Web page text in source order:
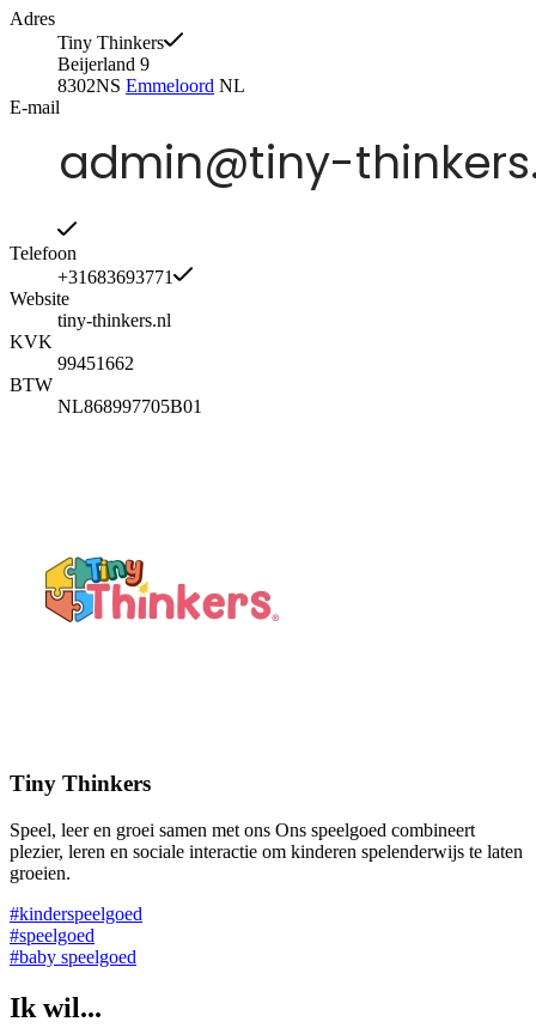
Adres
Tiny Thinkers
Beijerland 9
8302NS Emmeloord NL
E-mail
Telefoon
+31683693771
Website
tiny-thinkers.nl
KVK
99451662
BTW
NL868997705B01
Tiny Thinkers
Speel, leer en groei samen met ons Ons speelgoed combineert
plezier, leren en sociale interactie om kinderen spelenderwijs te laten
groeien.
#kinderspeelgoed
#speelgoed
#baby speelgoed
Ik wil...